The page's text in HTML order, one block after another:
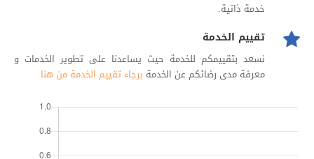
خدمة ذاتية.
تقييم الخدمة
نسعد بتقييمكم للخدمة حيث يساعدنا على تطوير الخدمات و
معرفة مدى رضائكم عن الخدمة برجاء تقييم الخدمة من هنا